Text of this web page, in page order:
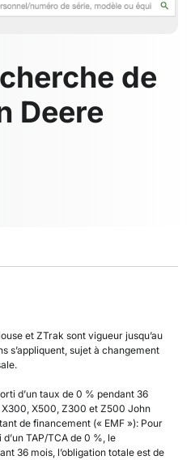
de
Deere
et ZTrak sont vigueur jusqu’au
s’appliquent, sujet à changement
d’un taux de 0 % pendant 36
X500, Z300 et Z500 John
de financement (« EMF »): Pour
TAP/TCA de 0 %, le
36 mois, l’obligation totale est de